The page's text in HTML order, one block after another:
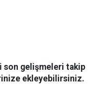
son gelişmeleri takip
ekleyebilirsiniz.